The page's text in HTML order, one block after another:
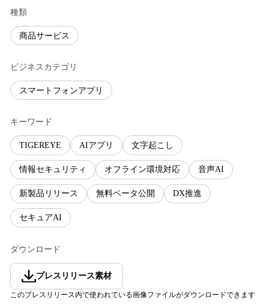
種類
商品サービス
ビジネスカテゴリ
スマートフォンアプリ
キーワード
TIGEREYE AIアプリ 文字起こし
情報セキュリティ オフライン環境対応 音声AI
新製品リリース 無料ベータ公開 DX推進
セキュアAI
ダウンロード
プレスリリース素材
このプレスリリース内で使われている画像ファイルがダウンロードできます